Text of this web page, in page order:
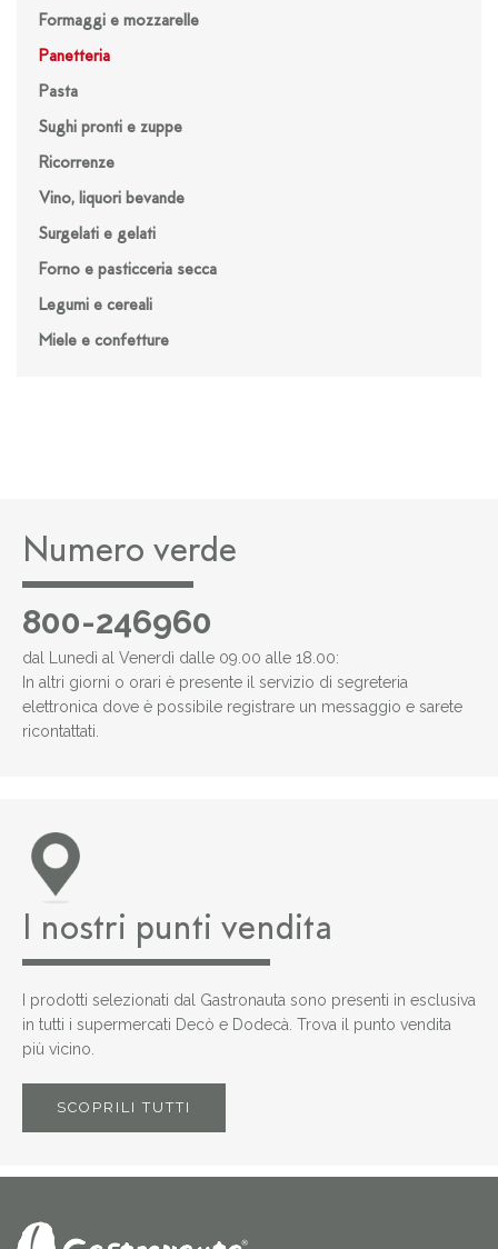
Formaggi e mozzarelle
Panetteria
Pasta
Sughi pronti e zuppe
Ricorrenze
Vino, liquori bevande
Surgelati e gelati
Forno e pasticceria secca
Legumi e cereali
Miele e confetture
Numero verde
800-246960
dal Lunedì al Venerdì dalle 09.00 alle 18.00:
In altri giorni o orari è presente il servizio di segreteria
elettronica dove è possibile registrare un messaggio e sarete
ricontattati.
I nostri punti vendita
I prodotti selezionati dal Gastronauta sono presenti in esclusiva
in tutti i supermercati Decò e Dodecà. Trova il punto vendita
più vicino.
SCOPRILI TUTTI